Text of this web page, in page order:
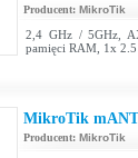
Producent: MikroTik
2,4 GHz / 5GHz,
pamięci RAM, 1x
MikroTik
Producent: MikroTik